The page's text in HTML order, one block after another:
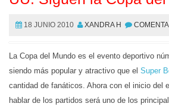
18 JUNIO 2010 XANDRA H
La Copa del Mundo es el evento deportivo
siendo más popular y atractivo que el Super
cantidad de fanáticos. Ahora con el inicio del
hablar de los partidos será uno de los